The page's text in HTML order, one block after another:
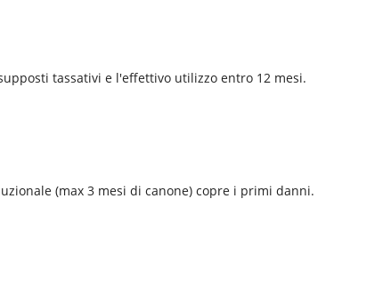
tassativi e l'effettivo utilizzo entro 12 mesi.
(max 3 mesi di canone) copre i primi danni.